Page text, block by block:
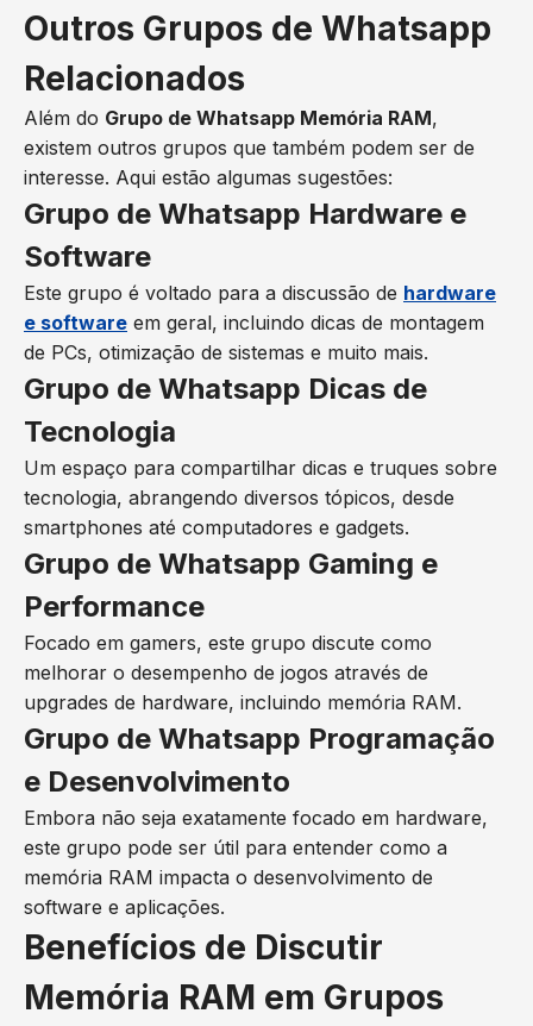
Outros Grupos de Whatsapp
Relacionados
Além do Grupo de Whatsapp Memória RAM,
existem outros grupos que também podem ser de
interesse. Aqui estão algumas sugestões:
Grupo de Whatsapp Hardware e
Software
Este grupo é voltado para a discussão de hardware
e software em geral, incluindo dicas de montagem
de PCs, otimização de sistemas e muito mais.
Grupo de Whatsapp Dicas de
Tecnologia
Um espaço para compartilhar dicas e truques sobre
tecnologia, abrangendo diversos tópicos, desde
smartphones até computadores e gadgets.
Grupo de Whatsapp Gaming e
Performance
Focado em gamers, este grupo discute como
melhorar o desempenho de jogos através de
upgrades de hardware, incluindo memória RAM.
Grupo de Whatsapp Programação
e Desenvolvimento
Embora não seja exatamente focado em hardware,
este grupo pode ser útil para entender como a
memória RAM impacta o desenvolvimento de
software e aplicações.
Benefícios de Discutir
Memória RAM em Grupos